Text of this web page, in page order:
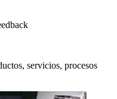
servicios, procesos